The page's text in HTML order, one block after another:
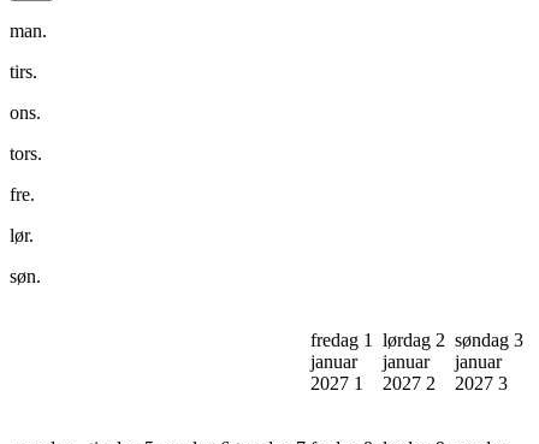
man.
tirs.
ons.
tors.
fre.
lør.
søn.
fredag 1
januar
2027 1
lørdag 2
januar
2027 2
søndag 3
januar
2027 3